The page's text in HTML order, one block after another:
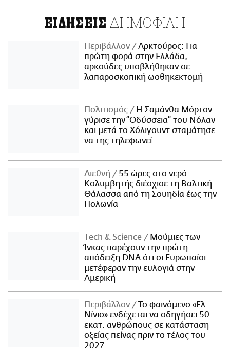
ΕΙΔΗΣΕΙΣ ΔΗΜΟΦΙΛΗ
Περιβάλλον
Αρκτούρος: Για
πρώτη φορά στην Ελλάδα,
αρκούδες υποβλήθηκαν σε
λαπαροσκοπική ωοθηκεκτομή
Πολιτισμός
Η Σαμάνθα Μόρτον
γύρισε την “Οδύσσεια” του Νόλαν
και μετά το Χόλιγουντ σταμάτησε
να της τηλεφωνεί
Διεθνή
55 ώρες στο νερό:
Κολυμβητής διέσχισε τη Βαλτική
Θάλασσα από τη Σουηδία έως την
Πολωνία
Τech & Science
Μούμιες των
Ίνκας παρέχουν την πρώτη
απόδειξη DNA ότι οι Ευρωπαίοι
μετέφεραν την ευλογιά στην
Αμερική
Περιβάλλον
Το φαινόμενο «Ελ
Νίνιο» ενδέχεται να οδηγήσει 50
εκατ. ανθρώπους σε κατάσταση
οξείας πείνας πριν το τέλος του
2027